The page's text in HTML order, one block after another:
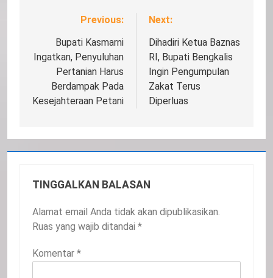
NavigasiPrevious:
Bupati Kasmarni
Ingatkan, Penyuluhan
Pertanian Harus
Berdampak Pada
Kesejahteraan Petani
Next:
Dihadiri Ketua Baznas
RI, Bupati Bengkalis
Ingin Pengumpulan
Zakat Terus
Diperluas
TINGGALKAN BALASAN
Alamat email Anda tidak akan dipublikasikan.
Ruas yang wajib ditandai *
Komentar *